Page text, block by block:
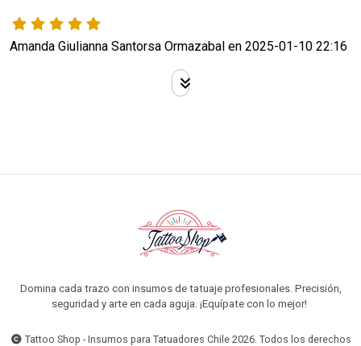
Amanda Giulianna Santorsa Ormazabal en 2025-01-10 22:16
Domina cada trazo con insumos de tatuaje profesionales. Precisión,
seguridad y arte en cada aguja. ¡Equípate con lo mejor!
Tattoo Shop - Insumos para Tatuadores Chile 2026. Todos los derechos